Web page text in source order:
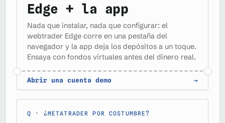
Edge + la app
Nada que instalar, nada que configurar: el
webtrader Edge corre en una pestaña del
navegador y la app deja los depósitos a un toque.
Ensaya con fondos virtuales antes del dinero real.
Abrir una cuenta demo →
¿METATRADER POR COSTUMBRE?